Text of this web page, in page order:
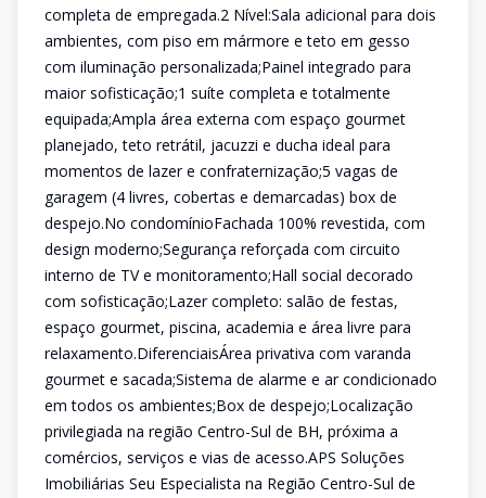
completa de empregada.2 Nível:Sala adicional para dois
ambientes, com piso em mármore e teto em gesso
com iluminação personalizada;Painel integrado para
maior sofisticação;1 suíte completa e totalmente
equipada;Ampla área externa com espaço gourmet
planejado, teto retrátil, jacuzzi e ducha ideal para
momentos de lazer e confraternização;5 vagas de
garagem (4 livres, cobertas e demarcadas) box de
despejo.No condomínioFachada 100% revestida, com
design moderno;Segurança reforçada com circuito
interno de TV e monitoramento;Hall social decorado
com sofisticação;Lazer completo: salão de festas,
espaço gourmet, piscina, academia e área livre para
relaxamento.DiferenciaisÁrea privativa com varanda
gourmet e sacada;Sistema de alarme e ar condicionado
em todos os ambientes;Box de despejo;Localização
privilegiada na região Centro-Sul de BH, próxima a
comércios, serviços e vias de acesso.APS Soluções
Imobiliárias Seu Especialista na Região Centro-Sul de